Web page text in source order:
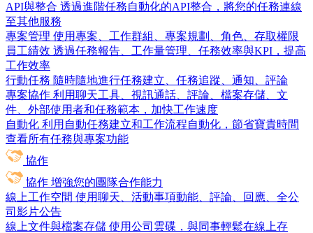
API與整合 透過進階任務自動化的API整合，將您的任務連線
至其他服務
專案管理 使用專案、工作群組、專案規劃、角色、存取權限
員工績效 透過任務報告、工作量管理、任務效率與KPI，提高
工作效率
行動任務 隨時隨地進行任務建立、任務追蹤、通知、評論
專案協作 利用聊天工具、視訊通話、評論、檔案存儲、文
件、外部使用者和任務範本，加快工作速度
自動化 利用自動任務建立和工作流程自動化，節省寶貴時間
查看所有任務與專案功能
協作
協作 增強您的團隊合作能力
線上工作空間 使用聊天、活動事項動能、評論、回應、全公
司影片公告
線上文件與檔案存儲 使用公司雲碟，與同事輕鬆在線上存